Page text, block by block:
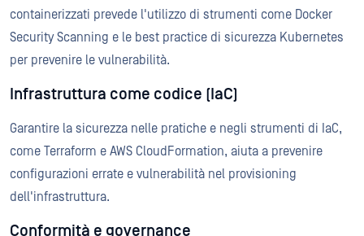
containerizzati prevede l'utilizzo di strumenti come Docker
Security Scanning e le best practice di sicurezza Kubernetes
per prevenire le vulnerabilità.
Infrastruttura come codice (IaC)
Garantire la sicurezza nelle pratiche e negli strumenti di IaC,
come Terraform e AWS CloudFormation, aiuta a prevenire
configurazioni errate e vulnerabilità nel provisioning
dell'infrastruttura.
Conformità e governance